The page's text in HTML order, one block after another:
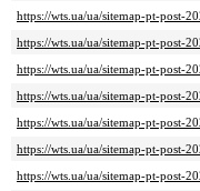
https://wts.ua/ua/sitemap-pt-post-
https://wts.ua/ua/sitemap-pt-post-
https://wts.ua/ua/sitemap-pt-post-
https://wts.ua/ua/sitemap-pt-post-
https://wts.ua/ua/sitemap-pt-post-
https://wts.ua/ua/sitemap-pt-post-
https://wts.ua/ua/sitemap-pt-post-